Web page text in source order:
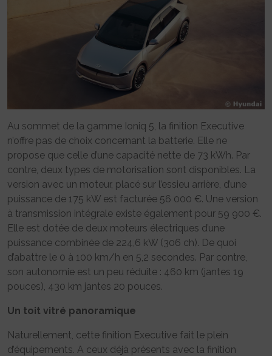
Au sommet de la gamme Ioniq 5, la finition Executive
n’offre pas de choix concernant la batterie. Elle ne
propose que celle d’une capacité nette de 73 kWh. Par
contre, deux types de motorisation sont disponibles. La
version avec un moteur, placé sur l’essieu arrière, d’une
puissance de 175 kW est facturée 56 000 €. Une version
à transmission intégrale existe également pour 59 900 €.
Elle est dotée de deux moteurs électriques d’une
puissance combinée de 224,6 kW (306 ch). De quoi
d’abattre le 0 à 100 km/h en 5,2 secondes. Par contre,
son autonomie est un peu réduite : 460 km (jantes 19
pouces), 430 km jantes 20 pouces.
Un toit vitré panoramique
Naturellement, cette finition Executive fait le plein
d’équipements. A ceux déjà présents avec la finition